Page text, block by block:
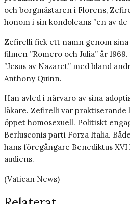
och borgmästaren i Florens,
honom i sin kondoleans ”en av
Zefirelli fick ett namn genom
filmen ”Romero och Julia” år
”Jesus av Nazaret” med bland
Anthony Quinn.
Han avled i närvaro av sina
läkare. Zefirelli var praktiserande
öppet homosexuell. Politiskt
Berlusconis parti Forza Italia.
hans föregångare Benediktus
audiens.
(Vatican News)